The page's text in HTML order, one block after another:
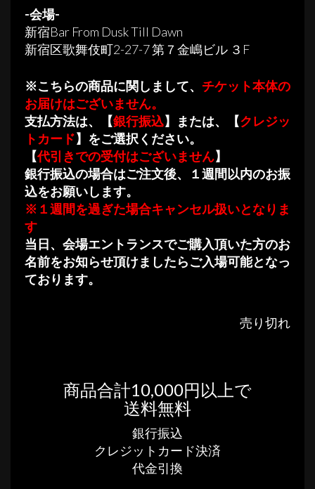
-会場-
新宿Bar From Dusk Till Dawn
新宿区歌舞伎町2-27-7 第７金嶋ビル ３F
※こちらの商品に関しまして、 チケット本体の
お届けはございません。
支払方法は、【銀行振込】または、【クレジッ
トカード】をご選択ください。
【代引きでの受付はございません】
銀行振込の場合はご注文後、１週間以内のお振
込をお願いします。
※１週間を過ぎた場合キャンセル扱いとなりま
す
当日、会場エントランスでご購入頂いた方のお
名前をお知らせ頂けましたらご入場可能となっ
ております。
売り切れ
商品合計10,000円以上で
送料無料
銀行振込
クレジットカード決済
代金引換